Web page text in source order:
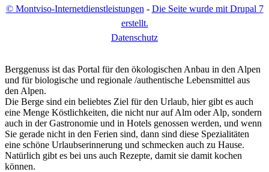
© Montviso-Internetdienstleistungen - Die Seite wurde mit Drupal 7
erstellt.
Datenschutz
Berggenuss ist das Portal für den ökologischen Anbau in den Alpen
und für biologische und regionale /authentische Lebensmittel aus
den Alpen.
Die Berge sind ein beliebtes Ziel für den Urlaub, hier gibt es auch
eine Menge Köstlichkeiten, die nicht nur auf Alm oder Alp, sondern
auch in der Gastronomie und in Hotels genossen werden, und wenn
Sie gerade nicht in den Ferien sind, dann sind diese Spezialitäten
eine schöne Urlaubserinnerung und schmecken auch zu Hause.
Natürlich gibt es bei uns auch Rezepte, damit sie damit kochen
können.